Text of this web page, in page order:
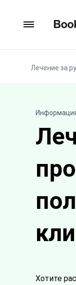
Лечение за
Хотите